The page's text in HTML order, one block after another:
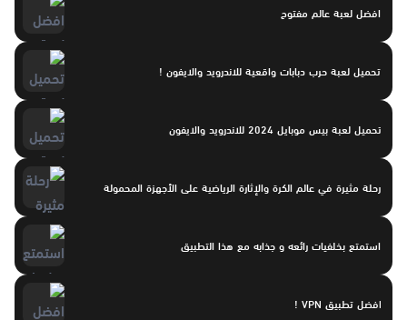
افضل لعبة عالم مفتوح
تحميل لعبة حرب دبابات واقعية للاندرويد والايفون !
تحميل لعبة بيس موبايل 2024 للاندرويد والايفون
رحلة مثيرة في عالم الكرة والإثارة الرياضية على الأجهزة المحمولة
استمتع بخلفيات رائعه و جذابه مع هذا التطبيق
افضل تطبيق VPN !